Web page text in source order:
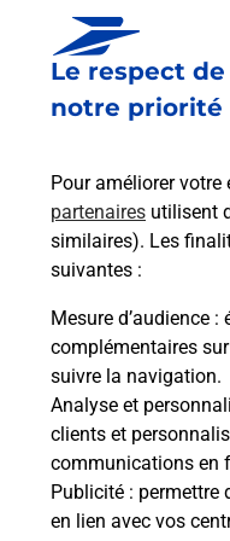
Le respect
notre priorité
Pour améliorer votre
partenaires utilisent
similaires). Les
suivantes :
Mesure d’audience :
complémentaires
suivre la navigation.
Analyse et
clients et
communications en
Publicité : permettre
en lien avec vos
Collecte du
2 Rue Du Ruisseau
68220 Wentzwiller
Itinéraire
Le lien s'ouvre dans un